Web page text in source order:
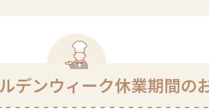
デンウィーク休業期間の